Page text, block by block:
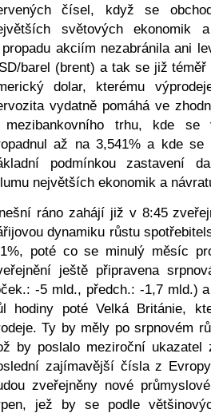
čísel, když se
světových
akciím nezabránila ani
barel (brent) a tak se již
dolar, kterému
vydatně pomáhá ve
trhu, kde se
až na 3,541% a kde
podmínkou zastavení
největších ekonomik a
ráno zahájí již v 8:45
dynamiku růstu
poté co se minulý měsíc
ještě připravena
-5 mld., předch.: -1,7 mld.)
hodiny poté Velká Británie,
Ty by měly po srpnovém
by poslalo meziroční
zajímavější čísla z
zveřejněny nové
jež by se podle